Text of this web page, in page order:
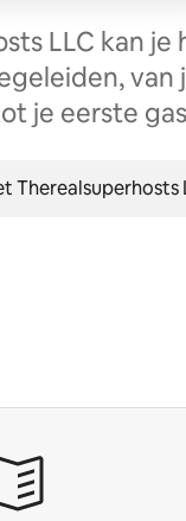
LLC kan je
van
je eerste
Therealsuperhosts